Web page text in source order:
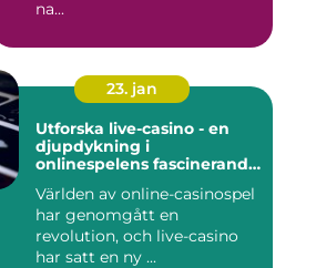
na...
23. jan
Utforska live-casino - en
djupdykning i
onlinespelens fascinerande
Världen av online-casinospel
har genomgått en
revolution, och live-casino
har satt en ny ...